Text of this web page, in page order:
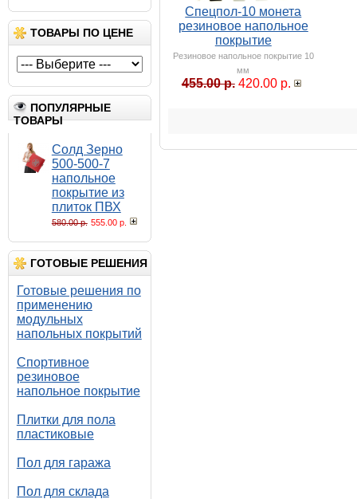
ТОВАРЫ ПО ЦЕНЕ
ПОПУЛЯРНЫЕ
ТОВАРЫ
Солд Зерно
500-500-7
напольное
покрытие из
плиток ПВХ
580.00 р. 555.00 р.
ГОТОВЫЕ РЕШЕНИЯ
Готовые решения по
применению
модульных
напольных покрытий
Спортивное
резиновое
напольное покрытие
Плитки для пола
пластиковые
Пол для гаража
Пол для склада
Спецпол-10 монета
резиновое напольное
покрытие
Резиновое напольное покрытие 10
мм
455.00 р. 420.00 р.